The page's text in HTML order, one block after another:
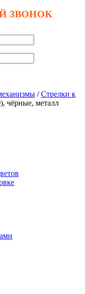
ЗВОНОК
/Стрелки к
чёрные, металл